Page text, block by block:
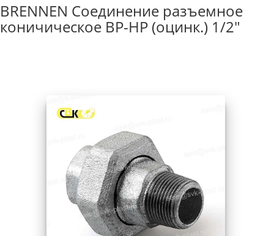
BRENNEN Соединение разъемное
коничическое ВР-НР (оцинк.) 1/2"